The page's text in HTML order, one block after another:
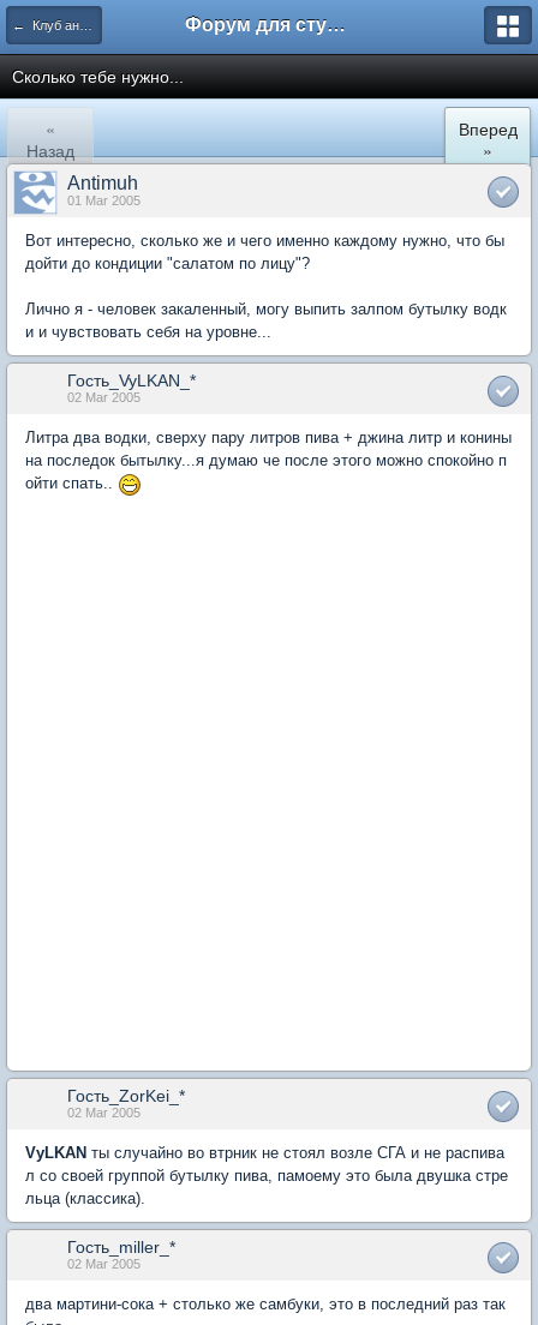
← Клуб анонимных алкоголиков Форум для студента СГА
Сколько тебе нужно...
«
Назад
Вперед
»
Antimuh
01 Mar 2005
Вот интересно, сколько же и чего именно каждому нужно, что бы
дойти до кондиции "салатом по лицу"?
Лично я - человек закаленный, могу выпить залпом бутылку водк
и и чувствовать себя на уровне...
Гость_VyLKAN_*
02 Mar 2005
Литра два водки, сверху пару литров пива + джина литр и конины
на последок бытылку...я думаю че после этого можно спокойно п
ойти спать..
Гость_ZorKei_*
02 Mar 2005
VyLKAN ты случайно во втрник не стоял возле СГА и не распива
л со своей группой бутылку пива, памоему это была двушка стре
льца (классика).
Гость_miller_*
02 Mar 2005
два мартини-сока + столько же самбуки, это в последний раз так